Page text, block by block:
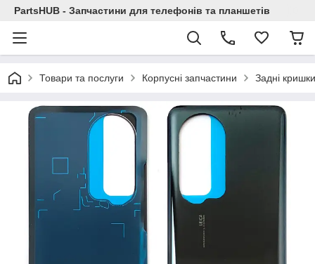
PartsHUB - Запчастини для телефонів та планшетів
Товари та послуги Корпусні запчастини Задні кришки